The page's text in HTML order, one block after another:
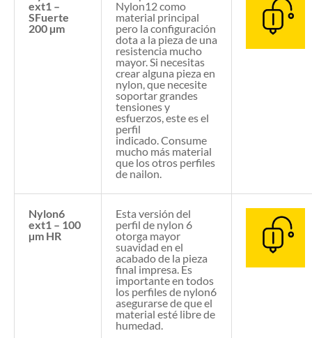
ext1 –
SFuerte
200 µm
Nylon12 como
material principal
pero la configuración
dota a la pieza de una
resistencia mucho
mayor. Si necesitas
crear alguna pieza en
nylon, que necesite
soportar grandes
tensiones y
esfuerzos, este es el
perfil
indicado. Consume
mucho más material
que los otros perfiles
de nailon.
Nylon6
ext1 – 100
µm HR
Esta versión del
perfil de nylon 6
otorga mayor
suavidad en el
acabado de la pieza
final impresa. Es
importante en todos
los perfiles de nylon6
asegurarse de que el
material esté libre de
humedad.